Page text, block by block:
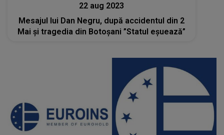
22 aug 2023
Mesajul lui Dan Negru, după accidentul din 2
Mai și tragedia din Botoșani ”Statul eșuează”